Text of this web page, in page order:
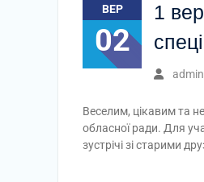
ВЕР
02
1
admin
Веселим, цікавим та
обласної ради. Для
зустрічі зі старими